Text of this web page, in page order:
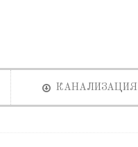
КАНАЛИЗАЦИЯ